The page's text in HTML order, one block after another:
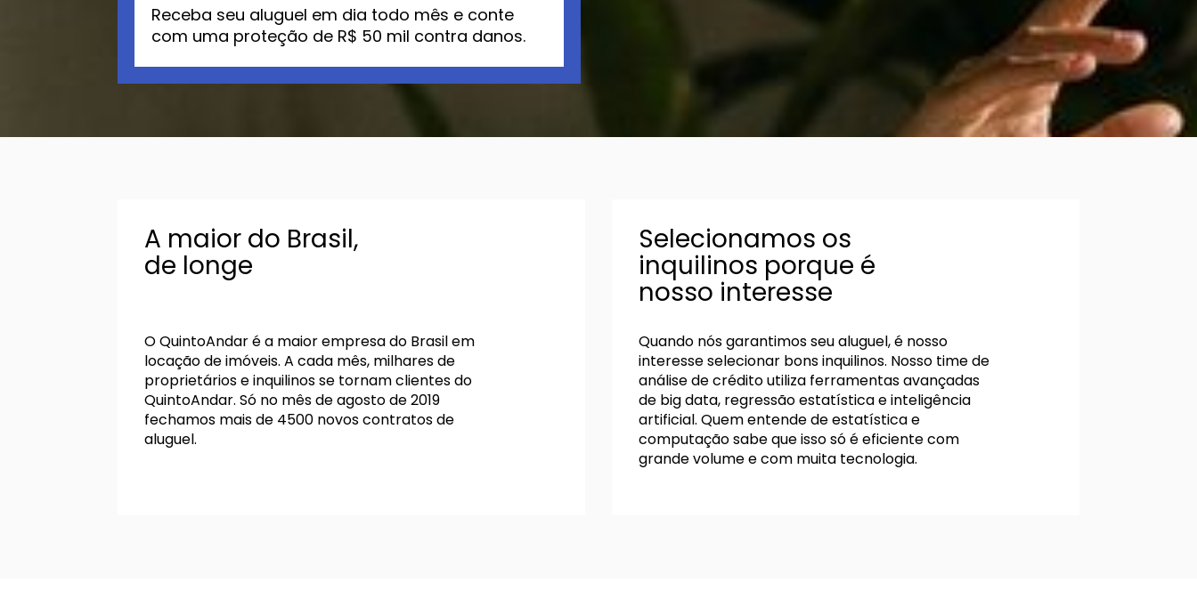
Receba seu aluguel em dia todo mês e conte
com uma proteção de R$ 50 mil contra danos.
A maior do Brasil,
de longe
O QuintoAndar é a maior empresa do Brasil em
locação de imóveis. A cada mês, milhares de
proprietários e inquilinos se tornam clientes do
QuintoAndar. Só no mês de agosto de 2019
fechamos mais de 4500 novos contratos de
aluguel.
Selecionamos os
inquilinos porque é
nosso interesse
Quando nós garantimos seu aluguel, é nosso
interesse selecionar bons inquilinos. Nosso time de
análise de crédito utiliza ferramentas avançadas
de big data, regressão estatística e inteligência
artificial. Quem entende de estatística e
computação sabe que isso só é eficiente com
grande volume e com muita tecnologia.